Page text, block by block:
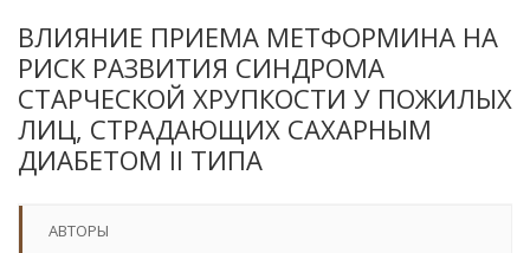
ВЛИЯНИЕ ПРИЕМА МЕТФОРМИНА НА
РИСК РАЗВИТИЯ СИНДРОМА
СТАРЧЕСКОЙ ХРУПКОСТИ У ПОЖИЛЫХ
ЛИЦ, СТРАДАЮЩИХ САХАРНЫМ
ДИАБЕТОМ II ТИПА
АВТОРЫ